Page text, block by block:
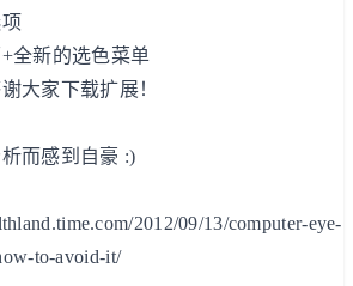
全新的选色菜单
大家下载扩展！
而感到自豪 :)
2012/09/13/computer-eye-
to-avoid-it/